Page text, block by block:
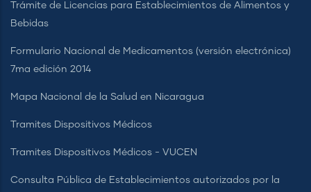
Trámite de Licencias para Establecimientos de Alimentos y
Bebidas
Formulario Nacional de Medicamentos (versión electrónica)
7ma edición 2014
Mapa Nacional de la Salud en Nicaragua
Tramites Dispositivos Médicos
Tramites Dispositivos Médicos - VUCEN
Consulta Pública de Establecimientos autorizados por la